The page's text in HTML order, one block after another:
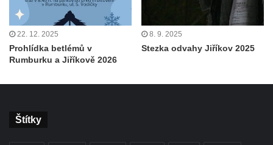
22. 12. 2025
Prohlídka betlémů v
Rumburku a Jiříkově 2026
8. 9. 2025
Stezka odvahy Jiříkov 2025
Štítky